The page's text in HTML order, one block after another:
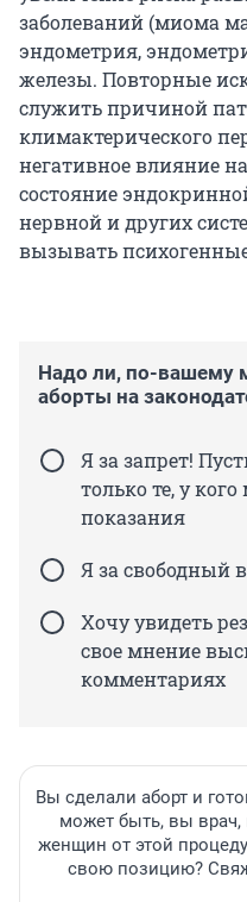
заболеваний (миома
эндометрия,
железы. Повторные
служить причиной
климактерического
негативное влияние
состояние
нервной и других
вызывать
Надо ли, по-вашему
аборты на
Я за запрет!
только те, у
показания
Я за свободный
Хочу увидеть
свое мнение
комментариях
Вы сделали аборт и
может быть, вы врач,
женщин от этой
свою позицию?